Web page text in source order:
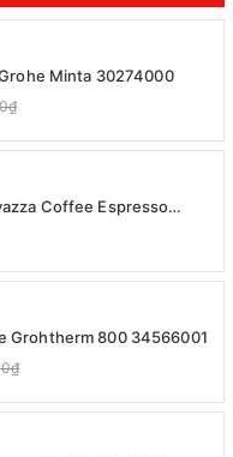
Minta 30274000
Coffee Espresso
12-2027
Grohtherm 800 34566001